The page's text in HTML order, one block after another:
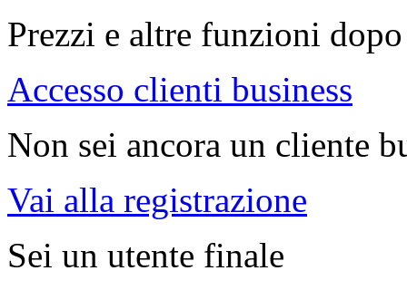
Prezzi e altre funzioni
Accesso clienti business
Non sei ancora un cliente
Vai alla registrazione
Sei un utente finale